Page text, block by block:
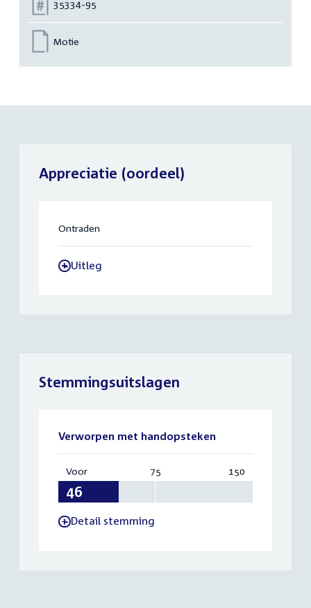
Nummer:
35334-95
Motie
Appreciatie (oordeel)
Ontraden
-Uitleg
Stemmingsuitslagen
Verworpen met handopsteken
Voor:
75 150
-Detail stemming